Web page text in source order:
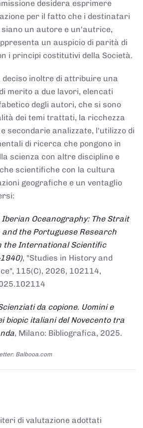
desidera esprimere
per il fatto che i destinatari
un autore e un'autrice,
un auspicio di parità di
i principi costitutivi della Società.
deciso inoltre di attribuire una
merito a due lavori, elencati
degli autori, che si sono
dei temi trattati, la ricchezza
secondarie analizzate, l'utilizzo di
di ricerca che pongono in
scienza con altre discipline e
scientifiche con la cultura
geografiche e un ventaglio
Iberian Oceanography: The Strait
the Portuguese Research
the International Scientific
, "Studies in History and
115(C), 2026, 102114,
da copione. Uomini e
biopic italiani del Novecento tra
, Milano: Bibliografica, 2025.
Balbooa.com
di valutazione adottati